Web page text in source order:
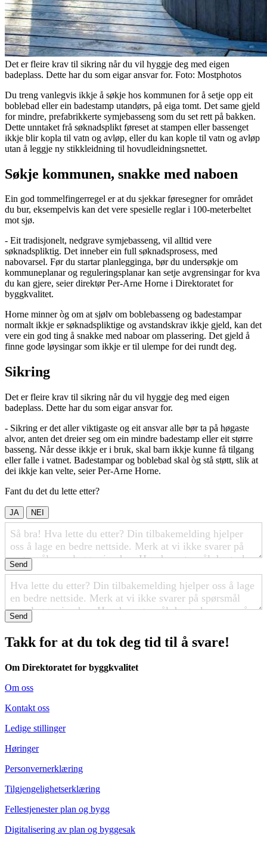
Det er fleire krav til sikring når du vil hyggje deg med eigen
badeplass. Dette har du som eigar ansvar for. Foto: Mostphotos
Du treng vanlegvis ikkje å søkje hos kommunen for å setje opp eit
boblebad eller ein badestamp utandørs, på eiga tomt. Det same gjeld
for mindre, prefabrikkerte symjebasseng som du set rett på bakken.
Dette unntaket frå søknadsplikt føreset at stampen eller bassenget
ikkje blir kopla til vatn og avløp, eller du kan kople til vatn og avløp
utan å leggje ny stikkleidning til hovudleidningsnettet.
Søkje kommunen, snakke med naboen
Ein god tommelfingerregel er at du sjekkar føresegner for området
du bur, eksempelvis kan det vere spesielle reglar i 100-meterbeltet
mot sjø.
- Eit tradisjonelt, nedgrave symjebasseng, vil alltid vere
søknadspliktig. Det inneber ein full søknadsprosess, med
nabovarsel. Før du startar planlegginga, bør du undersøkje om
kommuneplanar og reguleringsplanar kan setje avgrensingar for kva
du kan gjere, seier direktør Per-Arne Horne i Direktoratet for
byggkvalitet.
Horne minner òg om at sjølv om boblebasseng og badestampar
normalt ikkje er søknadspliktige og avstandskrav ikkje gjeld, kan det
vere ein god ting å snakke med naboar om plassering. Det gjeld å
finne gode løysingar som ikkje er til ulempe for dei rundt deg.
Sikring
Det er fleire krav til sikring når du vil hyggje deg med eigen
badeplass. Dette har du som eigar ansvar for.
- Sikring er det aller viktigaste og eit ansvar alle bør ta på høgaste
alvor, anten det dreier seg om ein mindre badestamp eller eit større
basseng. Når desse ikkje er i bruk, skal barn ikkje kunne få tilgang
eller falle i vatnet. Badestampar og boblebad skal òg stå støtt, slik at
dei ikkje kan velte, seier Per-Arne Horne.
Fant du det du lette etter?
JA NEI
Send
Send
Takk for at du tok deg tid til å svare!
Om Direktoratet for byggkvalitet
Om oss
Kontakt oss
Ledige stillinger
Høringer
Personvernerklæring
Tilgjengelighetserklæring
Fellestjenester plan og bygg
Digitalisering av plan og byggesak